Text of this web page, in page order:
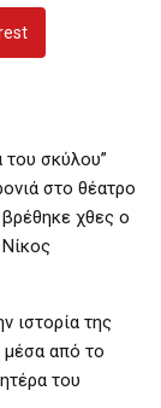
του σκύλου”
στο θέατρο
χθες ο
ιστορία της
μέσα από το
του